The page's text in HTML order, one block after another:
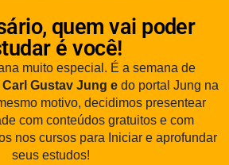
quem vai poder
é você!
muito especial. É a semana de
Carl Gustav Jung e do portal Jung na
motivo, decidimos presentear
com conteúdos gratuitos e com
nos cursos para Iniciar e aprofundar
seus estudos!